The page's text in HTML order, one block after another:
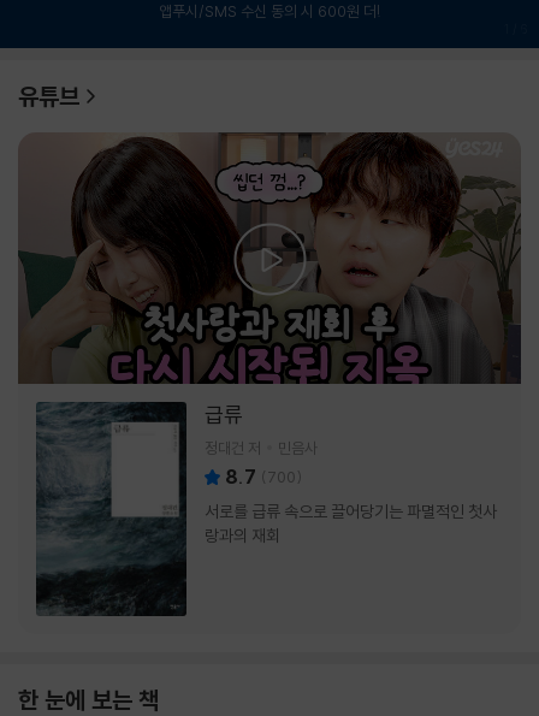
앱푸시/SMS 수신 동의 시 600원 더!
유튜브
급류
정대건 저 민음사
8.7 (700)
서로를 급류 속으로 끌어당기는 파멸적인 첫사
랑과의 재회
한 눈에 보는 책